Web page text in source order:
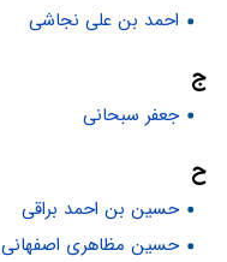
احمد بن علی نجاشی
ج
جعفر سبحانی
ح
حسین بن احمد براقی
حسین مظاهری اصفهانی